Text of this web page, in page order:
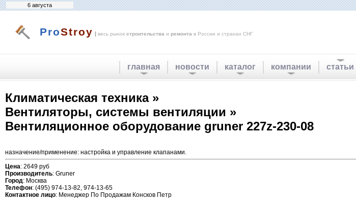
6 августа
ProStroy | весь рынок строительства и ремонта в России и странах СНГ
главная новости каталог компании статьи
Климатическая техника »
Вентиляторы, системы вентиляции »
Вентиляционное оборудование gruner 227z-230-08
назначение/применение: настройка и управление клапанами.
Цена: 2649 руб
Производитель: Gruner
Город: Москва
Телефон: (495) 974-13-82, 974-13-65
Контактное лицо: Менеджер По Продажам Консков Петр